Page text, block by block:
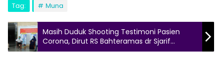
Tag: Muna
Masih Duduk Shooting Testimoni Pasien
Corona, Dirut RS Bahteramas dr Sjarif
Mendadak Dicopot